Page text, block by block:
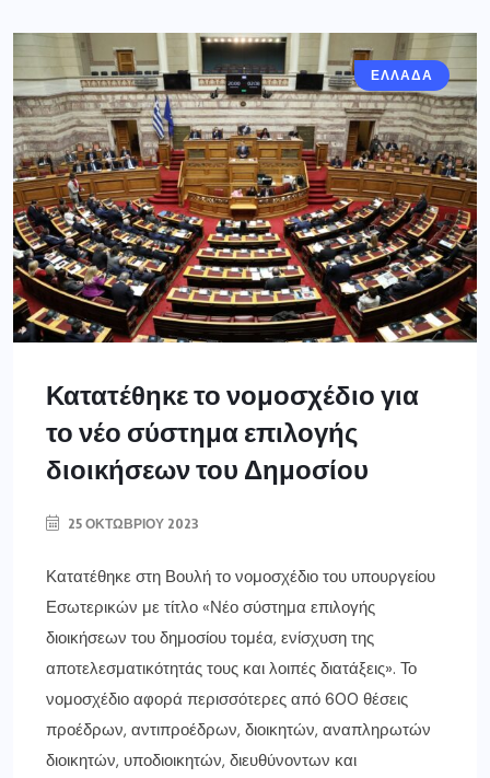
ΕΛΛΑΔΑ
Κατατέθηκε το νομοσχέδιο για
το νέο σύστημα επιλογής
διοικήσεων του Δημοσίου
25 ΟΚΤΩΒΡΊΟΥ 2023
Κατατέθηκε στη Βουλή το νομοσχέδιο του υπουργείου
Εσωτερικών με τίτλο «Νέο σύστημα επιλογής
διοικήσεων του δημοσίου τομέα, ενίσχυση της
αποτελεσματικότητάς τους και λοιπές διατάξεις». Το
νομοσχέδιο αφορά περισσότερες από 600 θέσεις
προέδρων, αντιπροέδρων, διοικητών, αναπληρωτών
διοικητών, υποδιοικητών, διευθύνοντων και